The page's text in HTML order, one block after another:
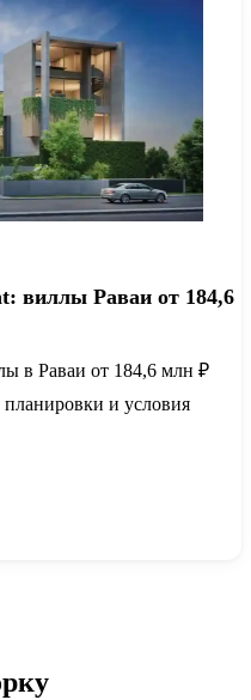
виллы Раваи от 184,6
в Раваи от 184,6 млн ₽
и условия